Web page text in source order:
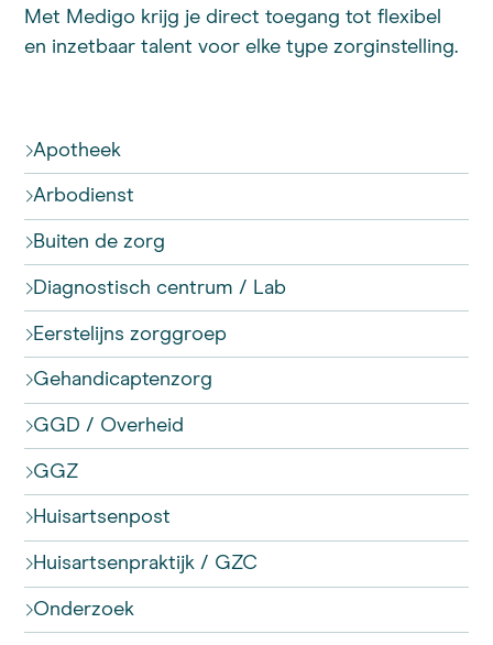
Met Medigo krijg je direct toegang tot flexibel
en inzetbaar talent voor elke type zorginstelling.
Apotheek
Arbodienst
Buiten de zorg
Diagnostisch centrum / Lab
Eerstelijns zorggroep
Gehandicaptenzorg
GGD / Overheid
GGZ
Huisartsenpost
Huisartsenpraktijk / GZC
Onderzoek